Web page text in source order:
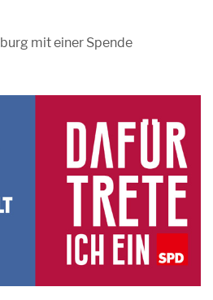
mit einer Spende